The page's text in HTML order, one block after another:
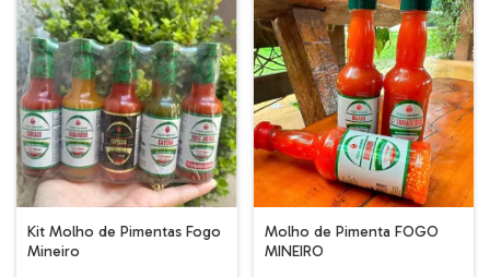
Kit Molho de Pimentas Fogo
Mineiro
Molho de Pimenta FOGO
MINEIRO